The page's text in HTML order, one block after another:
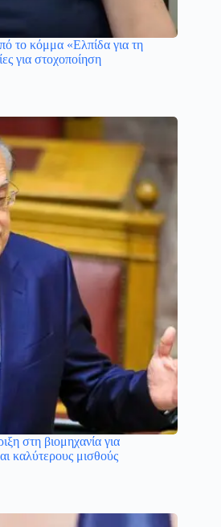
το κόμμα «Ελπίδα για τη
για στοχοποίηση
στη βιομηχανία για
καλύτερους μισθούς